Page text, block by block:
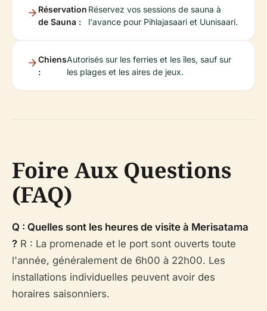
Réservation
de Sauna :
Réservez vos sessions de sauna à
l'avance pour Pihlajasaari et Uunisaari.
Chiens
:
Autorisés sur les ferries et les îles, sauf sur
les plages et les aires de jeux.
Foire Aux Questions
(FAQ)
Q : Quelles sont les heures de visite à Merisatama
? R : La promenade et le port sont ouverts toute
l'année, généralement de 6h00 à 22h00. Les
installations individuelles peuvent avoir des
horaires saisonniers.